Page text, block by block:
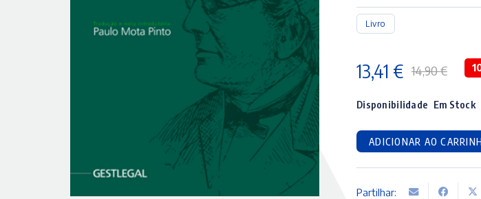
Livro
14,90€
preço
era:
13,41 €
preço
é:
Disponibilidade Em Stock
ADICIONAR AO
Partilhar: